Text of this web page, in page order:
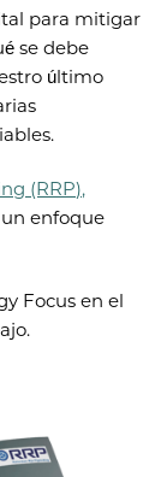
para mitigar
se debe
último
(RRP),
enfoque
Focus en el